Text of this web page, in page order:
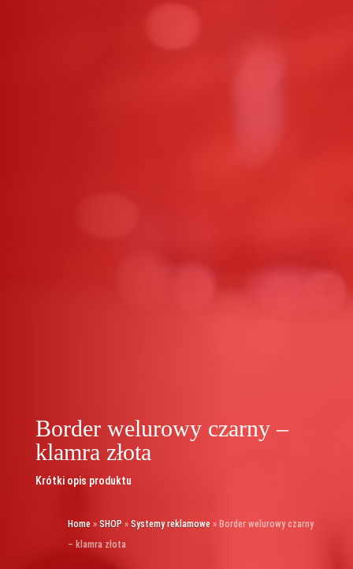
Border welurowy czarny –
klamra złota
Krótki opis produktu
Home » SHOP » Systemy reklamowe »Border welurowy czarny
– klamra złota